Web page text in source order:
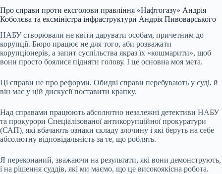
Про справи проти ексголови правління «Нафтогазу» Андрія
Коболєва та ексміністра інфраструктури Андрія Пивоварського
НАБУ створювали не квіти дарувати особам, причетним до
корупції. Бюро працює не для того, аби розважати
корупціонерів, а запит суспільства якраз їх «кошмарити», щоб
вони просто боялися підняти голову. І це основна моя мета.
Ці справи не про реформи. Обидві справи перебувають у суді, й
він має у цій дискусії поставити крапку.
Над справами працюють абсолютно незалежні детективи НАБУ
та прокурори Спеціалізованої антикорупційної прокуратури
(САП), які вбачають ознаки складу злочину і які беруть на себе
абсолютну відповідальність за те, що роблять.
Я переконаний, зважаючи на результати, які вони демонструють,
і на рішення суддів, які ми маємо, що це високоякісна робота.